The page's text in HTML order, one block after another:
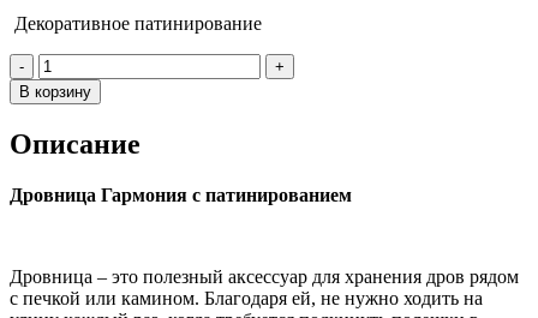
Декоративное патинирование
Количество
товара
Дровница
Патина
В корзину
Описание
Дровница Гармония с патинированием
Дровница – это полезный аксессуар для хранения дров рядом
с печкой или камином. Благодаря ей, не нужно ходить на